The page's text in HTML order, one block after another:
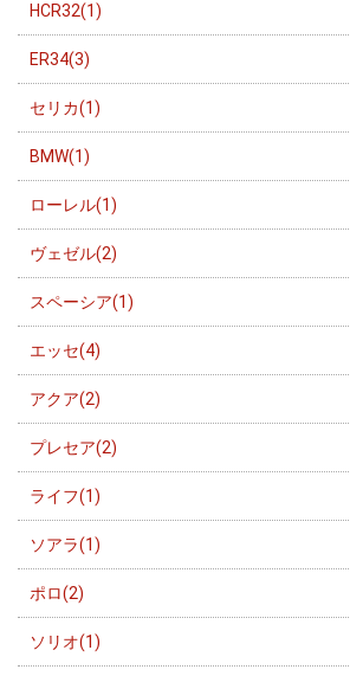
HCR32(1)
ER34(3)
セリカ(1)
BMW(1)
ローレル(1)
ヴェゼル(2)
スペーシア(1)
エッセ(4)
アクア(2)
プレセア(2)
ライフ(1)
ソアラ(1)
ポロ(2)
ソリオ(1)